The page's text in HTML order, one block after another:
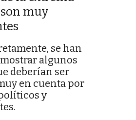
muy
se han
algunos
deberían ser
en cuenta por
y